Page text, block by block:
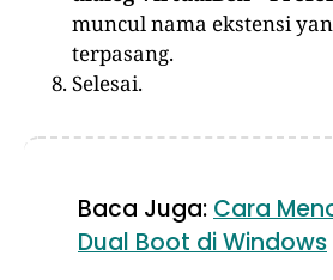
muncul nama ekstensi
terpasang.
Selesai.
Baca Juga: Cara
Dual Boot di Windows